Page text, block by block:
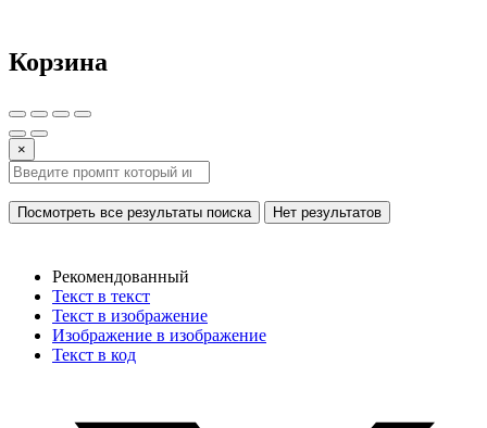
Корзина
×
Посмотреть все результаты поиска Нет результатов
Рекомендованный
Текст в текст
Текст в изображение
Изображение в изображение
Текст в код